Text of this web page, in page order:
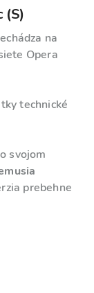
(S)
na
Opera
technické
svojom
prebehne